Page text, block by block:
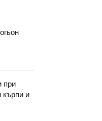
при
кърпи и